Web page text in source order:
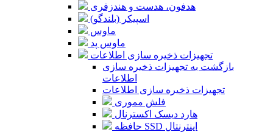
هدفون، هدست و هندزفری
اسپیکر (بلندگو)
ماوس
ماوس پد
تجهیزات ذخیره سازی اطلاعات
بازگشت به تجهیزات ذخیره سازی
اطلاعات
تجهیزات ذخیره سازی اطلاعات
فلش مموری
هارد دیسک اکسترنال
حافظه SSD اینترنتال